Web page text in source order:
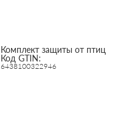
Комплект защиты от птиц
Код GTIN:
6438100322946